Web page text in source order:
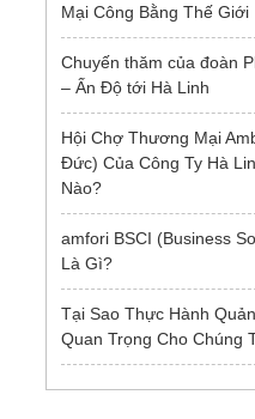
Mại Công Bằng Thế Giới
Chuyến thăm của đoàn
– Ấn Độ tới Hà Linh
Hội Chợ Thương Mại
Đức) Của Công Ty Hà
Nào?
amfori BSCI (Business
Là Gì?
Tại Sao Thực Hành
Quan Trọng Cho Chúng